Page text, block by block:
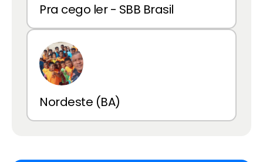
Pra cego ler - SBB Brasil
Nordeste (BA)